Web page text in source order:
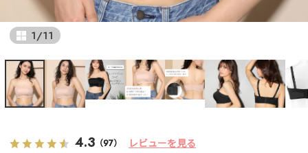
1/11
4.3 （97） レビューを見る